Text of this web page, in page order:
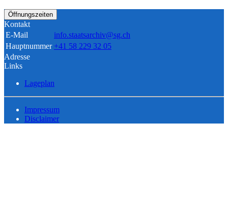
Öffnungszeiten
Kontakt
E-Mail
info.staatsarchiv@sg.ch
Hauptnummer +41 58 229 32 05
Adresse
Links
Lageplan
Impressum
Disclaimer